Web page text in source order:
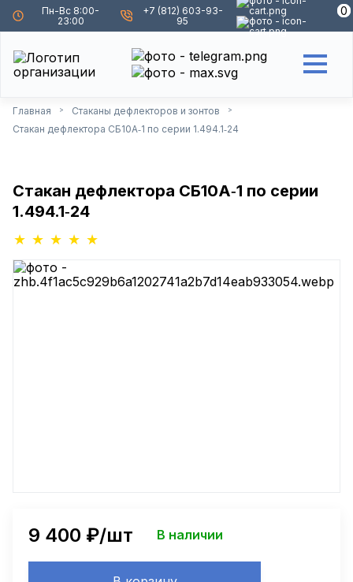
Пн-Вс 8:00-
23:00
+7 (812) 603-93-
95
0
0
Главная > Стаканы дефлекторов и зонтов >
Стакан дефлектора СБ10А‑1 по серии 1.494.1‑24
Стакан дефлектора СБ10А‑1 по серии
1.494.1‑24
9 400 ₽/шт В наличии